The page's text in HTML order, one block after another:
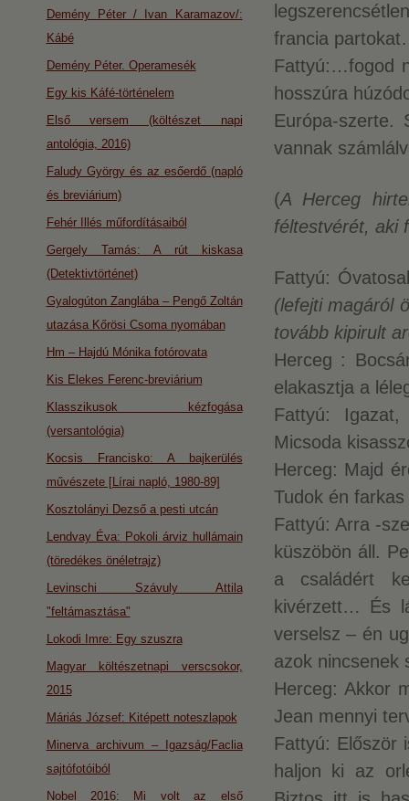
francia
Fattyú:…fogod
hosszúra
Európa-szerte.
vannak
(A Herceg
féltestvérét, aki
Fattyú:
(lefejti magáról
tovább kipirult
Herceg :
elakasztja a
Fattyú:
Micsoda
Herceg: Majd
Tudok én farkas
Fattyú: Arra -
küszöbön áll.
a családért
kivérzett… És
verselsz – én
azok nincsenek
Herceg: Akkor
Jean mennyi
Fattyú: Először
haljon ki az
Demény Péter / Ivan Karamazov/:
Kábé
Demény Péter. Operamesék
Egy kis Káfé-történelem
Első versem (költészet napi
antológia, 2016)
Faludy György és az esőerdő (napló
és breviárium)
Fehér Illés műfordításaiból
Gergely Tamás: A rút kiskasa
(Detektivtörténet)
Gyalogúton Zanglába – Pengő Zoltán
utazása Kőrösi Csoma nyomában
Hm – Hajdú Mónika fotórovata
Kis Elekes Ferenc-breviárium
Klasszikusok kézfogása
(versantológia)
Kocsis Francisko: A bajkerülés
művészete [Lírai napló, 1980-89]
Kosztolányi Dezső a pesti utcán
Lendvay Éva: Pokoli árviz hullámain
(töredékes önéletrajz)
Levinschi Szávuly Attila
"feltámasztása"
Lokodi Imre: Egy szuszra
Magyar költészetnapi verscsokor,
2015
Máriás József: Kitépett noteszlapok
Minerva archivum – Igazság/Faclia
sajtófotóiból
Nobel 2016: Mi volt az első